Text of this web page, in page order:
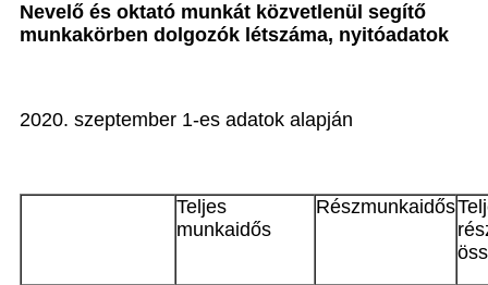
Nevelő és oktató munkát közvetlenül segítő
munkakörben dolgozók létszáma, nyitóadatok
2020. szeptember 1-es adatok alapján
Teljes
munkaidős
Részmunkaidős